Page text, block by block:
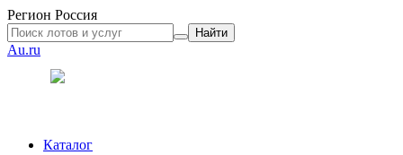
Регион Россия
Найти
Au.ru
Каталог